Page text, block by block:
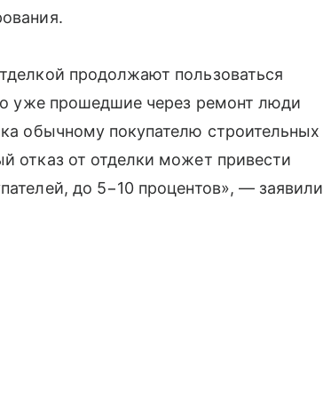
продолжают пользоваться
уже прошедшие через ремонт люди
обычному покупателю строительных
отказ от отделки может привести
до 5−10 процентов», — заявили